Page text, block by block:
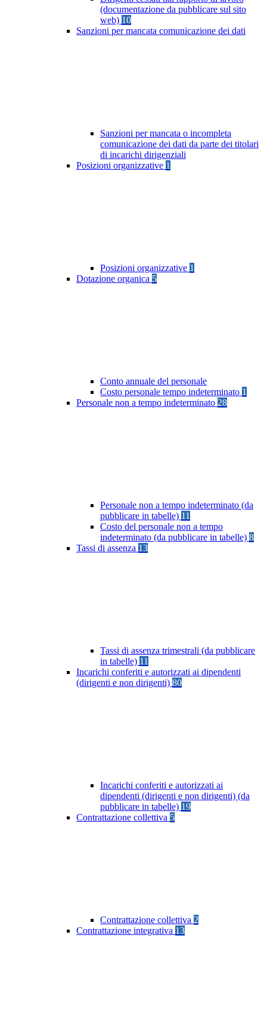
(documentazione da pubblicare sul sito
web) 10
Sanzioni per mancata comunicazione dei dati
Sanzioni per mancata o incompleta
comunicazione dei dati da parte dei titolari
di incarichi dirigenziali
Posizioni organizzative 1
Posizioni organizzative 1
Dotazione organica 5
Conto annuale del personale
Costo personale tempo indeterminato 1
Personale non a tempo indeterminato 28
Personale non a tempo indeterminato (da
pubblicare in tabelle) 11
Costo del personale non a tempo
indeterminato (da pubblicare in tabelle) 8
Tassi di assenza 13
Tassi di assenza trimestrali (da pubblicare
in tabelle) 11
Incarichi conferiti e autorizzati ai dipendenti
(dirigenti e non dirigenti) 80
Incarichi conferiti e autorizzati ai
dipendenti (dirigenti e non dirigenti) (da
pubblicare in tabelle) 19
Contrattazione collettiva 5
Contrattazione collettiva 2
Contrattazione integrativa 13